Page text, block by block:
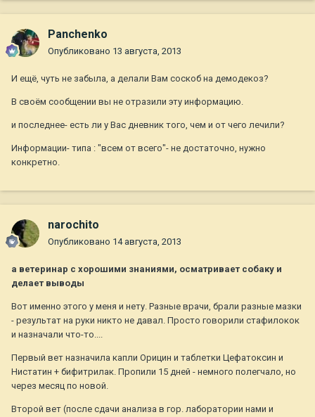
Panchenko
Опубликовано 13 августа, 2013
И ещё, чуть не забыла, а делали Вам соскоб на демодекоз?
В своём сообщении вы не отразили эту информацию.
и последнее- есть ли у Вас дневник того, чем и от чего лечили?
Информации- типа : "всем от всего"- не достаточно, нужно
конкретно.
narochito
Опубликовано 14 августа, 2013
а ветеринар с хорошими знаниями, осматривает собаку и
делает выводы
Вот именно этого у меня и нету. Разные врачи, брали разные мазки
- результат на руки никто не давал. Просто говорили стафилокок
и назначали что-то....
Первый вет назначила капли Орицин и таблетки Цефатоксин и
Нистатин + бифитрилак. Пропили 15 дней - немного полегчало, но
через месяц по новой.
Второй вет (после сдачи анализа в гор. лаборатории нами и